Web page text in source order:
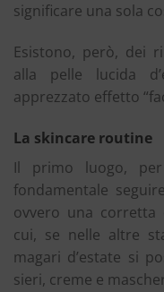
significare una sola
Esistono, però, dei
alla pelle lucida
apprezzato effetto
La skincare routine
Il primo luogo,
fondamentale
ovvero una corretta
cui, se nelle altre
magari d’estate si
sieri, creme e